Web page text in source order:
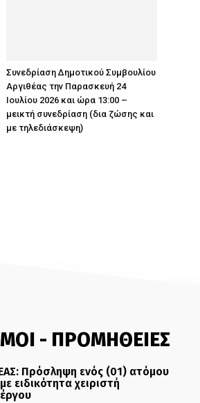
Συνεδρίαση Δημοτικού Συμβουλίου
Αργιθέας την Παρασκευή 24
Ιουλίου 2026 και ώρα 13:00 –
μεικτή συνεδρίαση (δια ζώσης και
με τηλεδιάσκεψη)
- ΠΡΟΜΗΘΕΙΕΣ
Πρόσληψη ενός (01) ατόμου
ειδικότητα χειριστή